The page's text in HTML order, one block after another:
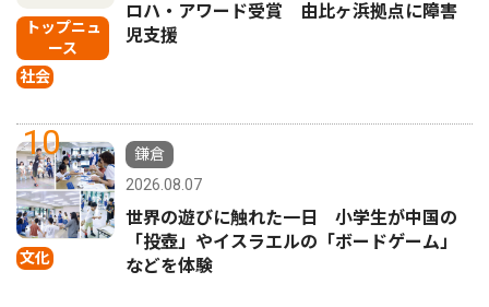
トップニュ
ース
社会
ロハ・アワード受賞 由比ヶ浜拠点に障害
児支援
10
文化
鎌倉
2026.08.07
世界の遊びに触れた一日 小学生が中国の
「投壺」やイスラエルの「ボードゲーム」
などを体験